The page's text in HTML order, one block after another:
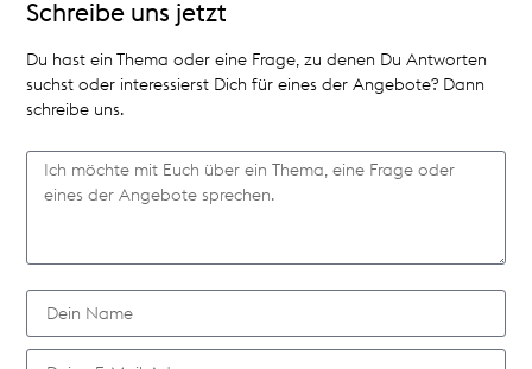
Schreibe uns jetzt
Du hast ein Thema oder eine Frage, zu denen Du Antworten
suchst oder interessierst Dich für eines der Angebote? Dann
schreibe uns.